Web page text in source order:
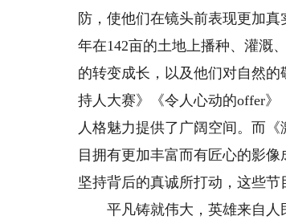
防，使他们在镜头前表现更加
年在142亩的土地上播种、灌溉
的转变成长，以及他们对自然
持人大赛》《令人心动的offer
人格魅力提供了广阔空间。而
目拥有更加丰富而有匠心的影
坚持背后的真诚所打动，这些节
平凡铸就伟大，英雄来自人